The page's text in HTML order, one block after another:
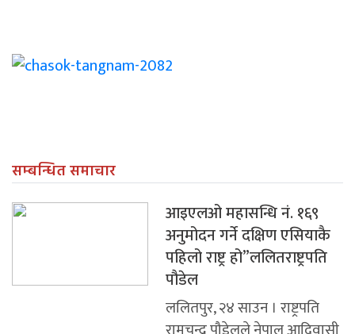
सम्बन्धित समाचार
आइएलओ महासन्धि नं. १६९
अनुमोदन गर्ने दक्षिण एसियाकै
पहिलो राष्ट्र हो”ललितराष्ट्रपति
पौडेल
ललितपुर, २४ साउन । राष्ट्रपति